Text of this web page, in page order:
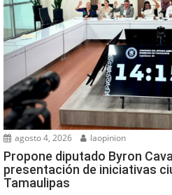
agosto 4, 2026 laopinion
Propone diputado Byron
presentación de iniciativas
Tamaulipas